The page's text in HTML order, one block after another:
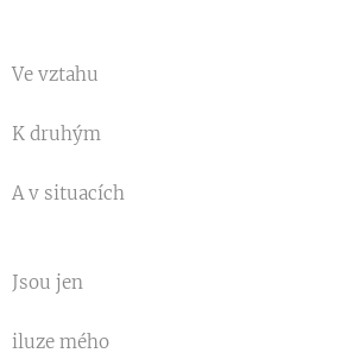
Ve vztahu
K druhým
A v situacích
Jsou jen
iluze mého